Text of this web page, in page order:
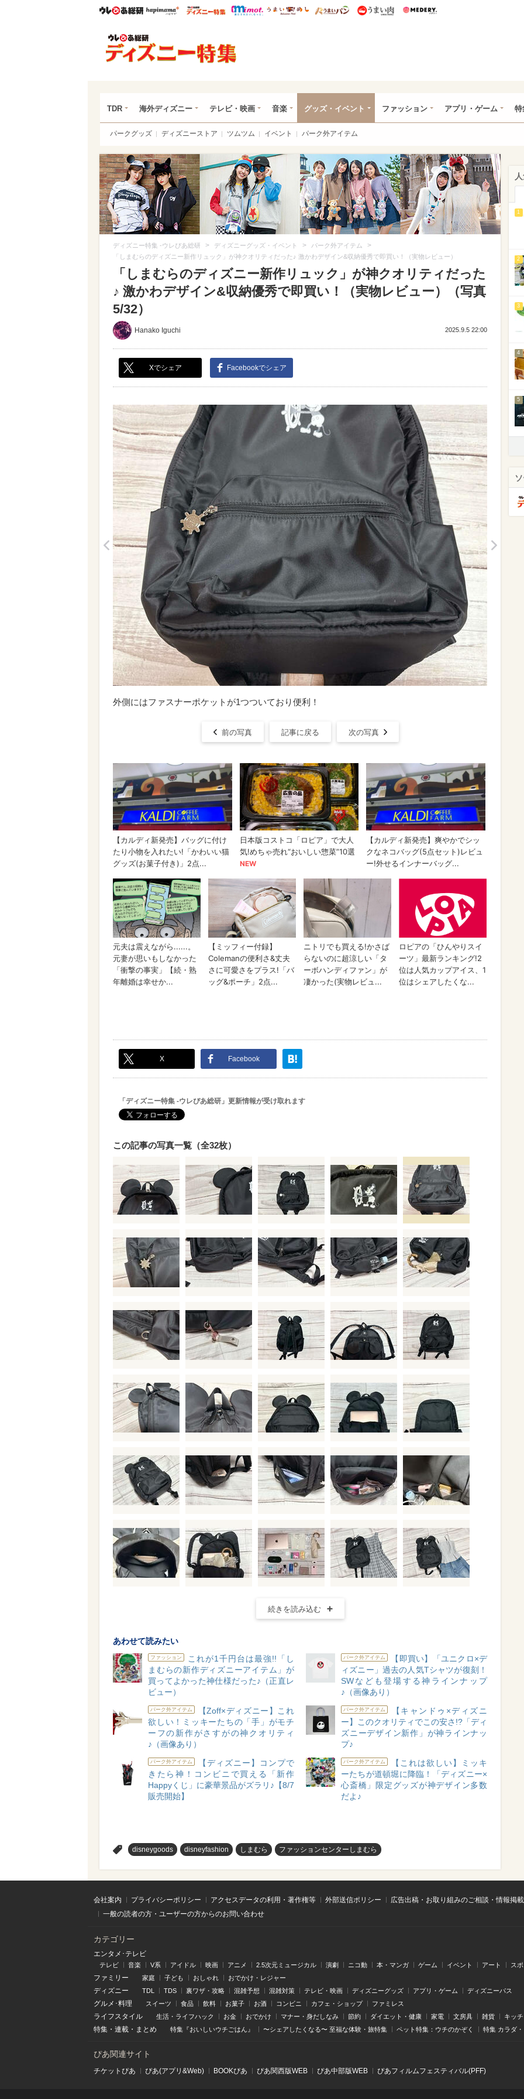
ウレぴあ総研ハピママ* ウレぴあ総研 ディズニー特集
mimot. うまいめし うまいパン うまい肉
TDR 海外ディズニー テレビ・映画 音楽 グッズ・イベント ファッション アプリ・ゲーム 特
パークグッズ ディズニーストア ツムツム イベント パーク外アイテム
ディズニー特集 -ウレぴあ総研 > ディズニーグッズ・イベント > パーク外アイテム >
「しまむらのディズニー新作リュック」が神クオリティだった♪ 激かわデザイン&収納優秀で即買い！（実物レビュー）
「しまむらのディズニー新作リュック」が神クオリティだった
♪ 激かわデザイン&収納優秀で即買い！（実物レビュー）（写真
5/32）
Hanako Iguchi 2025.9.5 22:00
Xでシェア Facebookでシェア
外側にはファスナーポケットが1つついており便利！
前の写真 記事に戻る 次の写真
X Facebook
「ディズニー特集 -ウレぴあ総研」更新情報が受け取れます
この記事の写真一覧（全32枚）
続きを読み込む
あわせて読みたい
ファッション
これが1千円台は最強!!「し
まむらの新作ディズニーアイテム」が
買ってよかった神仕様だった♪（正直レ
ビュー）
パーク外アイテム
【即買い】「ユニクロ×デ
ィズニー」過去の人気Tシャツが復刻！
SWなども登場する神ラインナップ
♪（画像あり）
パーク外アイテム
【Zoff×ディズニー】これ
欲しい！ミッキーたちの「手」がモチ
ーフの新作がさすがの神クオリティ
♪（画像あり）
パーク外アイテム
【キャンドゥ×ディズニ
ー】このクオリティでこの安さ!?「ディ
ズニーデザイン新作」が神ラインナッ
プ♪
パーク外アイテム
【ディズニー】コンプで
きたら神！コンビニで買える「新作
Happyくじ」に豪華景品がズラリ♪【8/7
販売開始】
パーク外アイテム
【これは欲しい】ミッキ
ーたちが道頓堀に降臨！「ディズニー×
心斎橋」限定グッズが神デザイン多数
だよ♪
disneygoods disneyfashion しまむら ファッションセンターしまむら
1
2
3
4
5
会社案内 プライバシーポリシー アクセスデータの利用・著作権等 外部送信ポリシー
広告出稿・お取り組みのご相談・情報掲
一般の読者の方・ユーザーの方からのお問い合わせ
カテゴリー
エンタメ･テレビ
テレビ 音楽 V系 アイドル 映画 アニメ 2.5次元ミュージカル 演劇 ニコ動 本・マンガ ゲーム イベント アート ス
ファミリー 家庭 子ども おしゃれ おでかけ・レジャー
ディズニー TDL TDS 裏ワザ・攻略 混雑予想 混雑対策 テレビ・映画 ディズニーグッズ アプリ・ゲーム ディズニーパス
グルメ･料理 スイーツ 食品 飲料 お菓子 お酒 コンビニ カフェ・ショップ ファミレス
ライフスタイル 生活・ライフハック お金 おでかけ マナー・身だしなみ 節約 ダイエット・健康 家電 文房具 雑貨 キッ
特集 ・ 連載 ・ まとめ 特集『おいしいウチごはん』 〜シェアしたくなる〜 至福な体験・旅特集 ペット特集：ウチのかぞく 特集 カラダ
ぴあ関連サイト
チケットぴあ ぴあ(アプリ&Web) BOOKぴあ ぴあ関⻄版WEB ぴあ中部版WEB ぴあフィルムフェスティバル(PFF)